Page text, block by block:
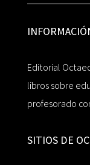
Editorial
libros sobre
profesorado
SITIOS DE